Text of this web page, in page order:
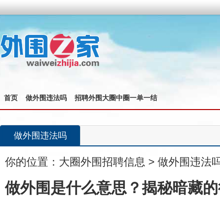
首页 做外围违法吗 招聘外围大圈中圈一单一结
做外围违法吗
你的位置： 大圈外围招聘信息 > 做外围违法
做外围是什么意思？揭秘暗藏